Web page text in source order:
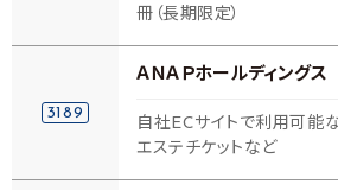
冊（長期限定）
3189
ＡＮＡＰホールディングス
自社ECサイトで利用可能
エステチケットなど